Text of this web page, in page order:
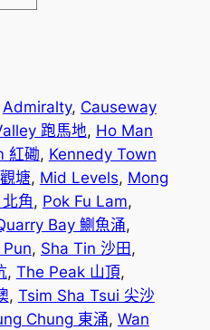
0
0
t
h
r
o
u
Admiralty, Causeway
跑馬地, Ho Man
紅磡, Kennedy Town
塘, Mid Levels, Mong
角, Pok Fu Lam
Bay 鰂魚涌
, Sha Tin 沙田
, The Peak 山頂
, Tsim Sha Tsui 尖沙
Chung 東涌, Wan